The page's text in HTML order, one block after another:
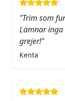
"Trim som
Lämnar inga
grejer!"
Kenta